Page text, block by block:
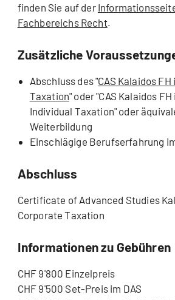
finden Sie auf der
Fachbereichs Recht.
Zusätzliche
Abschluss des "CAS Kalaidos FH
Taxation" oder "CAS Kalaidos
Individual Taxation" oder
Weiterbildung
Einschlägige Berufserfahrung
Abschluss
Certificate of Advanced Studies
Corporate Taxation
Informationen zu Gebühren
CHF 9'800 Einzelpreis
CHF 9'500 Set-Preis im DAS